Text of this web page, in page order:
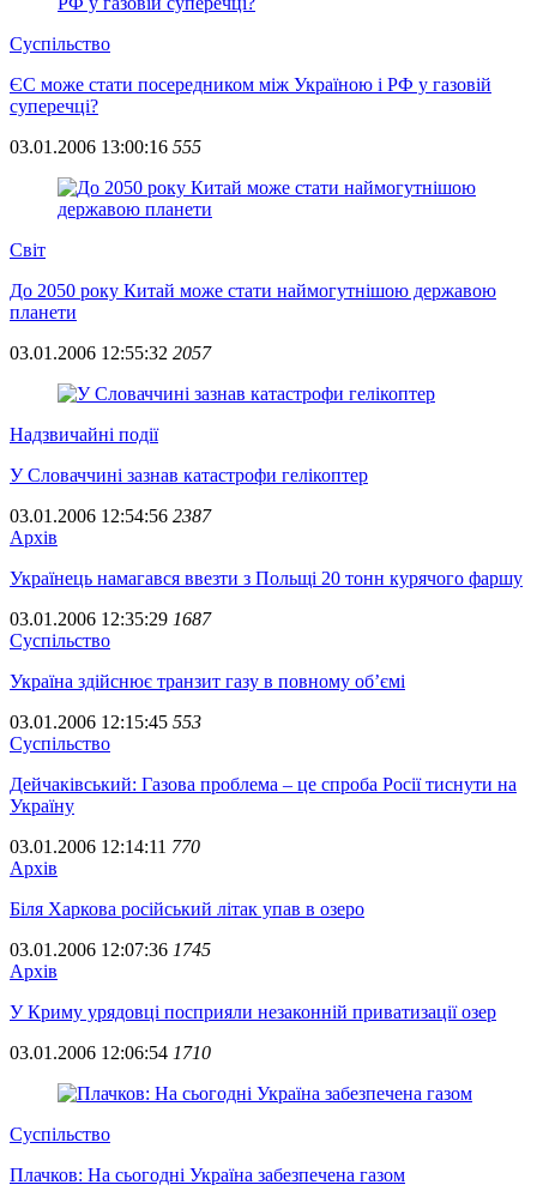
Суспiльство
ЄС може стати посередником між Україною і РФ у газовій
суперечці?
03.01.2006 13:00:16 555
Свiт
До 2050 року Китай може стати наймогутнішою державою
планети
03.01.2006 12:55:32 2057
Надзвичайні події
У Словаччині зазнав катастрофи гелікоптер
03.01.2006 12:54:56 2387
Архiв
Українець намагався ввезти з Польщі 20 тонн курячого фаршу
03.01.2006 12:35:29 1687
Суспiльство
Україна здійснює транзит газу в повному об’ємі
03.01.2006 12:15:45 553
Суспiльство
Дейчаківський: Газова проблема – це спроба Росії тиснути на
Україну
03.01.2006 12:14:11 770
Архiв
Біля Харкова російський літак упав в озеро
03.01.2006 12:07:36 1745
Архiв
У Криму урядовці посприяли незаконній приватизації озер
03.01.2006 12:06:54 1710
Суспiльство
Плачков: На сьогодні Україна забезпечена газом